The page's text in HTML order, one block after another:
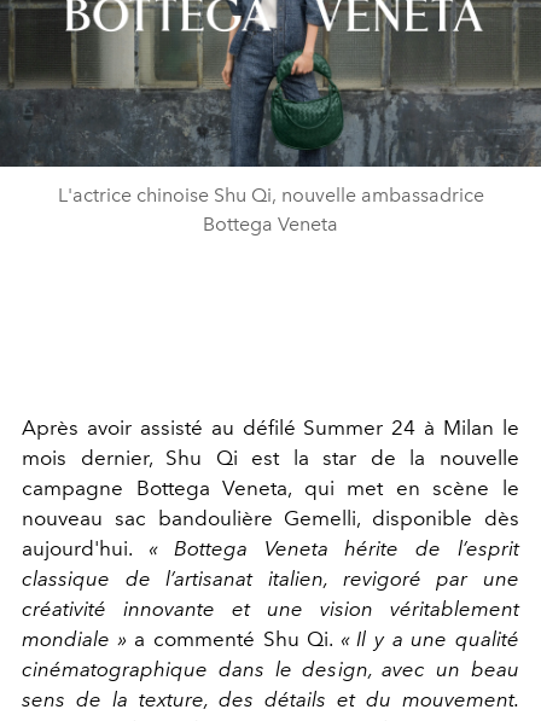
L'actrice chinoise Shu Qi, nouvelle ambassadrice
Bottega Veneta
Après avoir assisté au défilé Summer 24 à Milan le
mois dernier, Shu Qi est la star de la nouvelle
campagne Bottega Veneta, qui met en scène le
nouveau sac bandoulière Gemelli, disponible dès
aujourd'hui. « Bottega Veneta hérite de l’esprit
classique de l’artisanat italien, revigoré par une
créativité innovante et une vision véritablement
mondiale »a commenté Shu Qi. « Il y a une qualité
cinématographique dans le design, avec un beau
sens de la texture, des détails et du mouvement.